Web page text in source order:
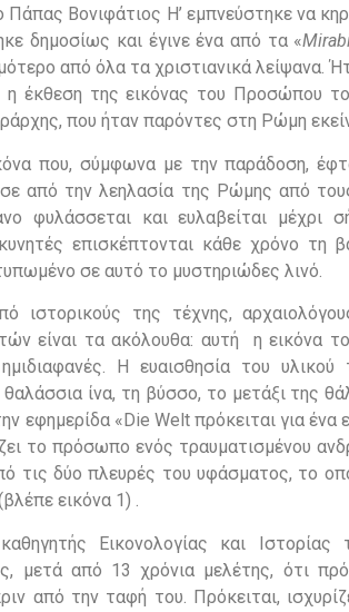
Βονιφάτιος Η’ εμπνεύστηκε να
δημοσίως και έγινε ένα από τα «
από όλα τα χριστιανικά λείψανα.
η έκθεση της εικόνας του Προσώπου
που ήταν παρόντες στη Ρώμη
που, σύμφωνα με την παράδοση,
από την λεηλασία της Ρώμης από
φυλάσσεται και ευλαβείται
επισκέπτονται κάθε χρόνο τη
σε αυτό το μυστηριώδες λινό.
ιστορικούς της τέχνης,
είναι τα ακόλουθα: αυτή η εικόνα
Η ευαισθησία του
ίνα, τη βύσσο, το μετάξι της
εφημερίδα «Die Welt πρόκειται για
το πρόσωπο ενός τραυματισμένου
τις δύο πλευρές του υφάσματος, το
εικόνα 1) .
Εικονολογίας και Ιστορίας
μετά από 13 χρόνια μελέτης, ότι
από την ταφή του. Πρόκειται,